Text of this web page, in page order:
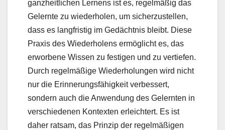
ganzheitlichen Lernens ist es, regelmäßig das
Gelernte zu wiederholen, um sicherzustellen,
dass es langfristig im Gedächtnis bleibt. Diese
Praxis des Wiederholens ermöglicht es, das
erworbene Wissen zu festigen und zu vertiefen.
Durch regelmäßige Wiederholungen wird nicht
nur die Erinnerungsfähigkeit verbessert,
sondern auch die Anwendung des Gelernten in
verschiedenen Kontexten erleichtert. Es ist
daher ratsam, das Prinzip der regelmäßigen